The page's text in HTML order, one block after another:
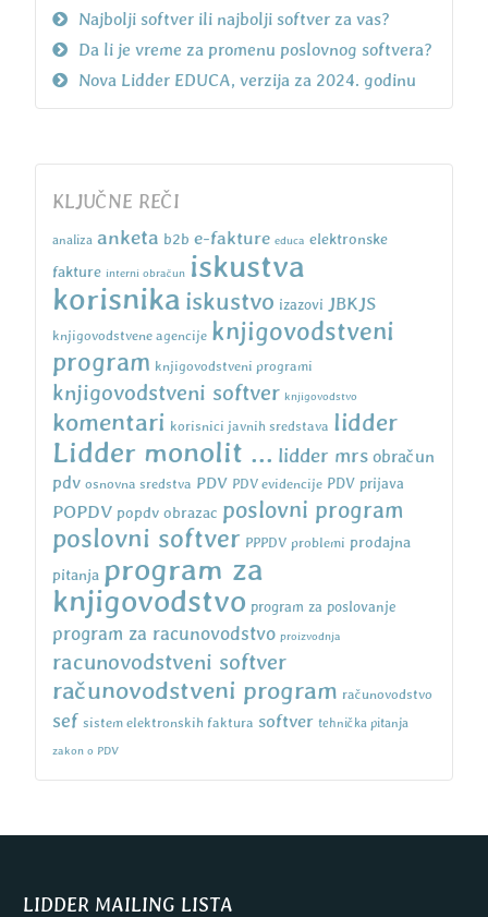
Najbolji softver ili najbolji softver za vas?
Da li je vreme za promenu poslovnog softvera?
Nova Lidder EDUCA, verzija za 2024. godinu
KLJUČNE REČI
analiza anketa b2b e-fakture educa elektronske
fakture interni obračun iskustva
korisnika iskustvo izazovi JBKJS
knjigovodstvene agencije knjigovodstveni
program knjigovodstveni programi
knjigovodstveni softver knjigovodstvo
komentari korisnici javnih sredstava lidder
Lidder monolit ... lidder mrs obračun
pdv osnovna sredstva PDV PDV evidencije PDV prijava
POPDV popdv obrazac poslovni program
poslovni softver PPPDV problemi prodajna
pitanja program za
knjigovodstvo program za poslovanje
program za racunovodstvo proizvodnja
racunovodstveni softver
računovodstveni program računovodstvo
sef sistem elektronskih faktura softver tehnička pitanja
zakon o PDV
LIDDER MAILING LISTA